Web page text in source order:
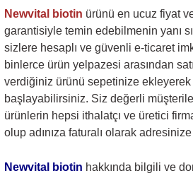
Newvital biotin ürünü en ucuz fiyat
garantisiyle temin edebilmenin yanı
sizlere hesaplı ve güvenli e-ticaret
binlerce ürün yelpazesi arasından
verdiğiniz ürünü sepetinize ekleyerek
başlayabilirsiniz. Siz değerli
ürünlerin hepsi ithalatçı ve üretici
olup adınıza faturalı olarak
Newvital biotin hakkında bilgili ve